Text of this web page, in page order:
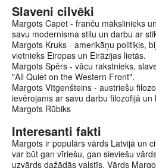
Slaveni cilvēki
Margots Capet - franču mākslinieks
savu modernisma stilu un darbu ar
Margots Kruks - amerikāņu politiķis,
vietnieks Eiropas un Eirāzijas lietās.
Margots Spērs - vācu rakstnieks,
"All Quiet on the Western Front".
Margots Vītgenšteins - austriešu
ievērojams ar savu darbu filozofijā un
Margots Rūbiks
Interesanti fakti
Margots ir populārs vārds Latvijā un
var būt gan vīriešu, gan sieviešu
uzvārds dažādās valstīs. Vārds